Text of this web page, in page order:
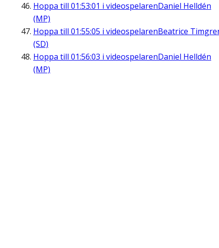
Hoppa till 01:53:01 i videospelarenDaniel Helldén
(MP)
Hoppa till 01:55:05 i videospelarenBeatrice
(SD)
Hoppa till 01:56:03 i videospelarenDaniel Helldén
(MP)